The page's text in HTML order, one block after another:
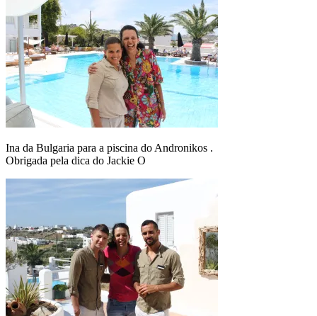
Ina da Bulgaria para a piscina do Andronikos .
Obrigada pela dica do Jackie O